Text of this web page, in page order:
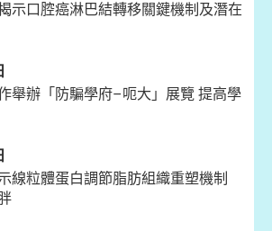
示口腔癌淋巴結轉移關鍵機制及潛在
舉辦「防騙學府–呃大」展覽 提高學
線粒體蛋白調節脂肪組織重塑機制